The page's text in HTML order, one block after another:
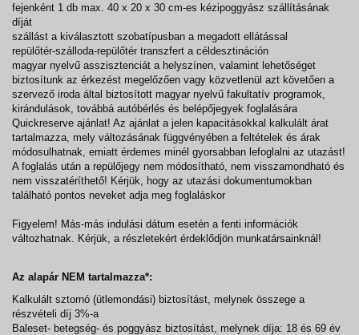
fejenként 1 db max. 40 x 20 x 30 cm-es kézipoggyász szállításának
díját
szállást a kiválasztott szobatípusban a megadott ellátással
repülőtér-szálloda-repülőtér transzfert a céldesztináción
magyar nyelvű asszisztenciát a helyszínen, valamint lehetőséget
biztosítunk az érkezést megelőzően vagy közvetlenül azt követően a
szervező iroda által biztosított magyar nyelvű fakultatív programok,
kirándulások, továbbá autóbérlés és belépőjegyek foglalására
Quickreserve ajánlat! Az ajánlat a jelen kapacitásokkal kalkulált árat
tartalmazza, mely változásának függvényében a feltételek és árak
módosulhatnak, emiatt érdemes minél gyorsabban lefoglalni az utazást!
A foglalás után a repülőjegy nem módosítható, nem visszamondható és
nem visszatéríthető! Kérjük, hogy az utazási dokumentumokban
található pontos neveket adja meg foglaláskor
Figyelem! Más-más indulási dátum esetén a fenti információk
változhatnak. Kérjük, a részletekért érdeklődjön munkatársainknál!
Az alapár NEM tartalmazza*:
Kalkulált sztornó (útlemondási) biztosítást, melynek összege a
részvételi díj 3%-a
Baleset- betegség- és poggyász biztosítást, melynek díja: 18 és 69 év